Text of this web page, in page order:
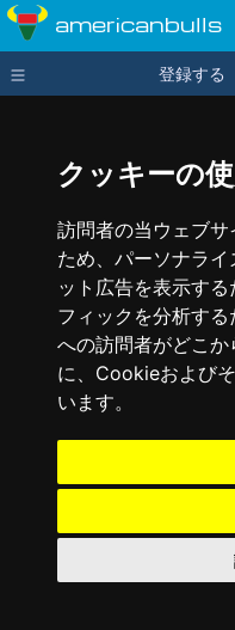
クッキーの
訪問者の当ウェブ
ため、パーソナラ
ット広告を表示す
フィックを分析す
への訪問者がどこ
に、Cookieおよび
います。
americanbulls
登録する